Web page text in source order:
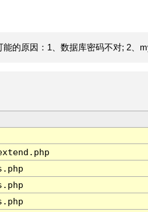
的原因：1、数据库密码不对; 2、